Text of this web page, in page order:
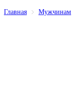
Главная Мужчинам